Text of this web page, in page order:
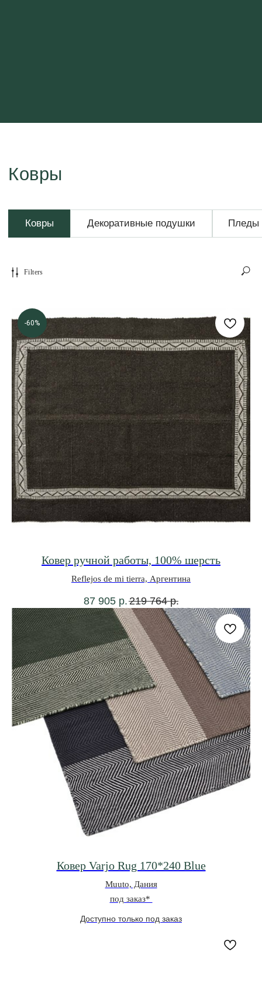
Ковры
Filters
-60%
Ковер ручной работы, 100% шерсть
Reflejos de mi tierra, Аргентина
87 905 р.219 764 р.
Ковер Varjo Rug 170*240 Blue
Muuto, Дания
под заказ*